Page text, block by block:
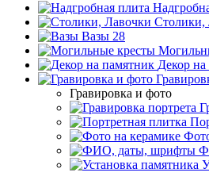
Столики,
Вазы 28
Декор
Гравировка и фото